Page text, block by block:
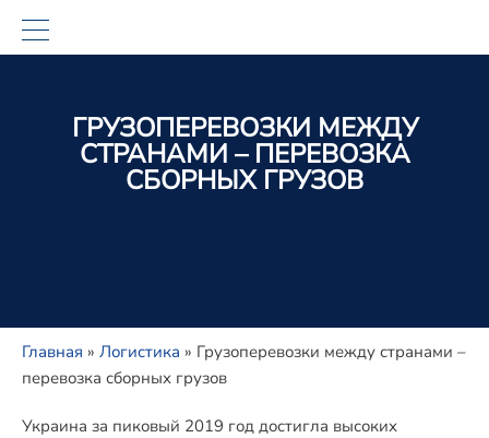
ГРУЗОПЕРЕВОЗКИ МЕЖДУ
СТРАНАМИ – ПЕРЕВОЗКА
СБОРНЫХ ГРУЗОВ
Главная » Логистика » Грузоперевозки между странами –
перевозка сборных грузов
Украина за пиковый 2019 год достигла высоких